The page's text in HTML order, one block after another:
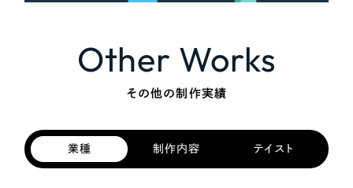
Other Works
その他の制作実績
業種 制作内容 テイスト